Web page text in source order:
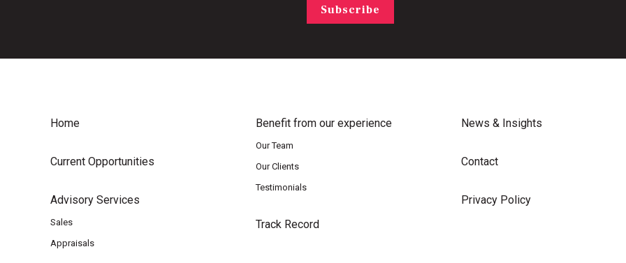
Subscribe
Home
Current Opportunities
Advisory Services
Sales
Appraisals
Benefit from our experience
Our Team
Our Clients
Testimonials
Track Record
News & Insights
Contact
Privacy Policy